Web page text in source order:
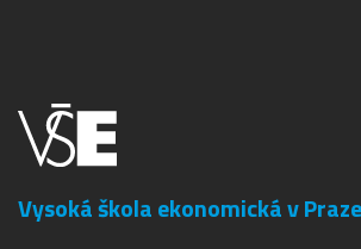
Vysoká škola ekonomická v Praze